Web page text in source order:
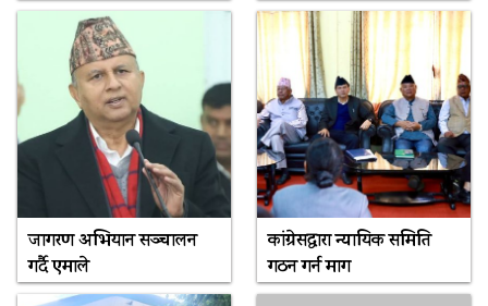
जागरण अभियान सञ्चालन
गर्दै एमाले
कांग्रेसद्वारा न्यायिक समिति
गठन गर्न माग